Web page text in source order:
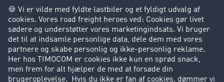
Kunder hverver kunder
Success Stories
Support